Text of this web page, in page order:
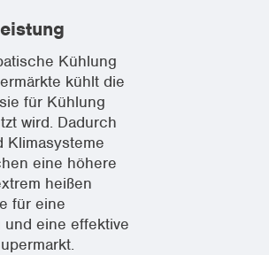
Kühlung
kühlt die
für Kühlung
wird. Dadurch
Klimasysteme
eine höhere
heißen
für eine
eine effektive